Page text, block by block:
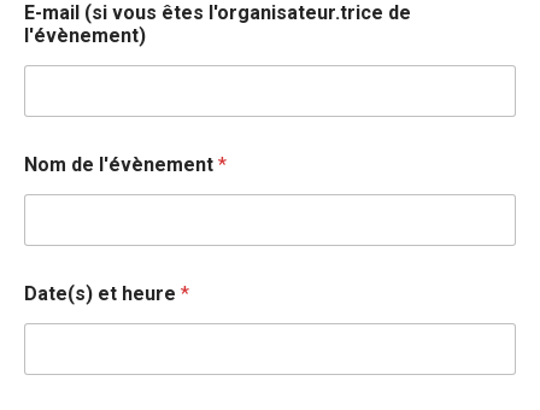
E-mail (si vous êtes l'organisateur.trice de
l'évènement)
Nom de l'évènement *
Date(s) et heure *